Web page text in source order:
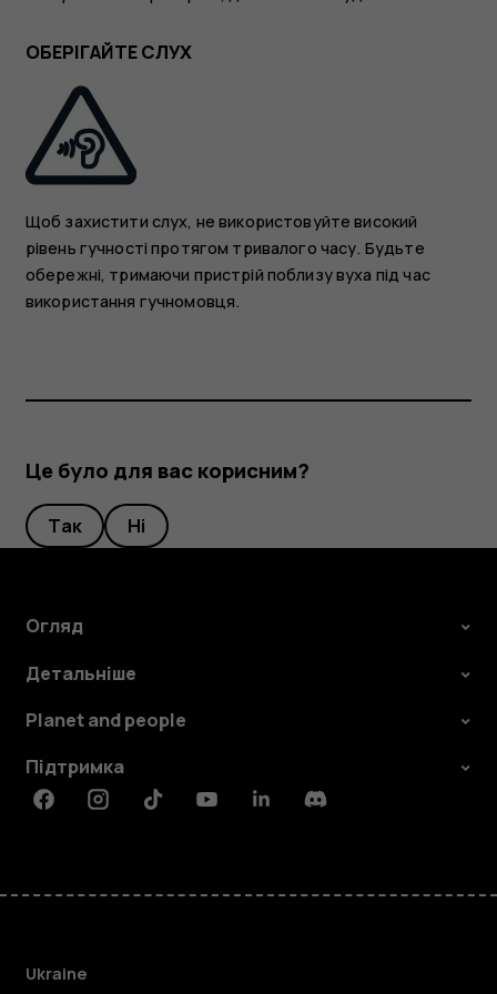
ОБЕРІГАЙТЕ СЛУХ
Щоб захистити слух, не використовуйте високий
рівень гучності протягом тривалого часу. Будьте
обережні, тримаючи пристрій поблизу вуха під час
використання гучномовця.
Це було для вас корисним?
Так Ні
Огляд
Детальніше
Planet and people
Підтримка
FacebookInstagramTiktokYoutubeLinkedinDiscord
Ukraine